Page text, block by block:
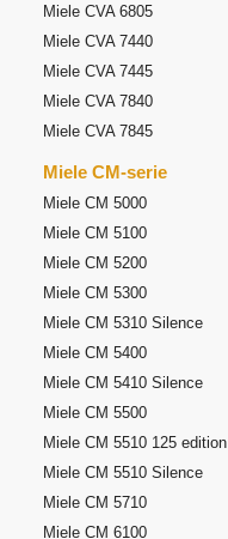
Miele CVA 6805
Miele CVA 7440
Miele CVA 7445
Miele CVA 7840
Miele CVA 7845
Miele CM-serie
Miele CM 5000
Miele CM 5100
Miele CM 5200
Miele CM 5300
Miele CM 5310 Silence
Miele CM 5400
Miele CM 5410 Silence
Miele CM 5500
Miele CM 5510 125 edition
Miele CM 5510 Silence
Miele CM 5710
Miele CM 6100